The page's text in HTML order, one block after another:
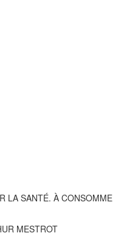
LA SANTÉ. À